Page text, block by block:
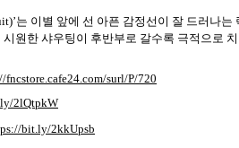
는 이별 앞에 선 아픈 감정선이 잘 드러나는
원한 샤우팅이 후반부로 갈수록 극적으로
fncstore.cafe24.com/surl/P/720
2lQtpkW
bit.ly/2kkUpsb